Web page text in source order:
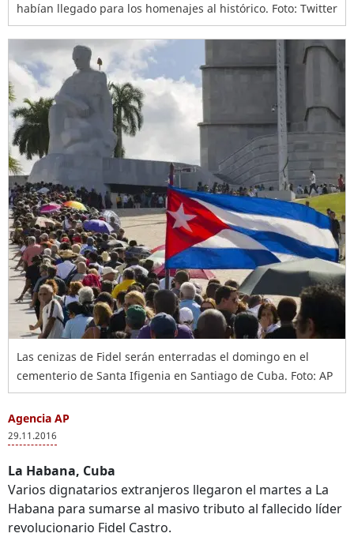
habían llegado para los homenajes al histórico. Foto: Twitter
Las cenizas de Fidel serán enterradas el domingo en el
cementerio de Santa Ifigenia en Santiago de Cuba. Foto: AP
Agencia AP
29.11.2016
La Habana, Cuba
Varios dignatarios extranjeros llegaron el martes a La
Habana para sumarse al masivo tributo al fallecido líder
revolucionario Fidel Castro.